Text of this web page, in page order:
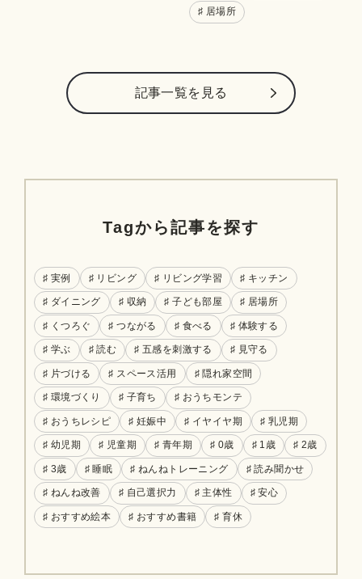
♯ 居場所
記事⼀覧を⾒る
Tagから記事を探す
♯ 実例 ♯ リビング ♯ リビング学習 ♯ キッチン
♯ ダイニング ♯ 収納 ♯ 子ども部屋 ♯ 居場所
♯ くつろぐ ♯ つながる ♯ 食べる ♯ 体験する
♯ 学ぶ ♯ 読む ♯ 五感を刺激する ♯ 見守る
♯ 片づける ♯ スペース活用 ♯ 隠れ家空間
♯ 環境づくり ♯ 子育ち ♯ おうちモンテ
♯ おうちレシピ ♯ 妊娠中 ♯ イヤイヤ期 ♯ 乳児期
♯ 幼児期 ♯ 児童期 ♯ 青年期 ♯ 0歳 ♯ 1歳 ♯ 2歳
♯ 3歳 ♯ 睡眠 ♯ ねんねトレーニング ♯ 読み聞かせ
♯ ねんね改善 ♯ 自己選択力 ♯ 主体性 ♯ 安心
♯ おすすめ絵本 ♯ おすすめ書籍 ♯ 育休